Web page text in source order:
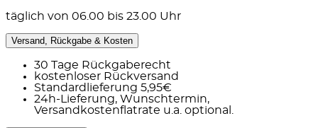
täglich von 06.00 bis 23.00 Uhr
Versand, Rückgabe & Kosten
30 Tage Rückgaberecht
kostenloser Rückversand
Standardlieferung 5,95€
24h-Lieferung, Wunschtermin,
Versandkostenflatrate u.a. optional.